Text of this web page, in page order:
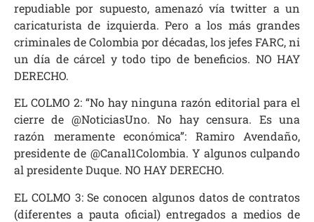
repudiable por supuesto, amenazó vía twitter a un
caricaturista de izquierda. Pero a los más grandes
criminales de Colombia por décadas, los jefes FARC, ni
un día de cárcel y todo tipo de beneficios. NO HAY
DERECHO.
EL COLMO 2: “No hay ninguna razón editorial para el
cierre de @NoticiasUno. No hay censura. Es una
razón meramente económica”: Ramiro Avendaño,
presidente de @Canal1Colombia. Y algunos culpando
al presidente Duque. NO HAY DERECHO.
EL COLMO 3: Se conocen algunos datos de contratos
(diferentes a pauta oficial) entregados a medios de